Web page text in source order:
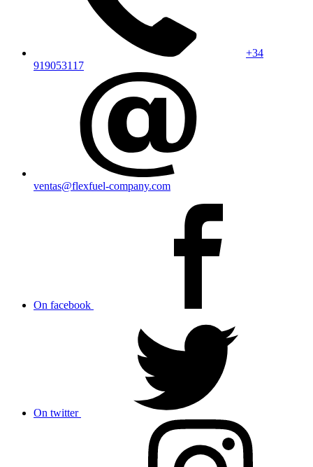
+34
919053117
ventas@flexfuel-company.com
On facebook
On twitter